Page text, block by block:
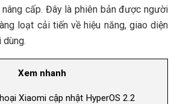
cấp. Đây là phiên bản được người
loạt cải tiến về hiệu năng, giao diện
Xem nhanh
Xiaomi cập nhật HyperOS 2.2